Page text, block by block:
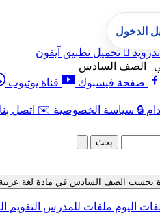
 تحميل تطبيق آيفون
| الصف السادس
صفحة فيسبوك قناة يوتيوب
🔒 سياسة الخصوصية ✉️ اتصل بنا
الدخول
بحث
بحسب الصف السادس في مادة لغة عربية
اليوم ملفات للمدرس التقويم